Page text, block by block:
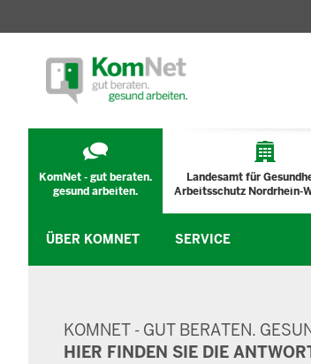
KomNet - gut beraten.
gesund arbeiten.
Landesamt für
Arbeitsschutz Nordrhein-
ÜBER KOMNET SERVICE
KOMNET - GUT BERATEN.
HIER FINDEN SIE DIE